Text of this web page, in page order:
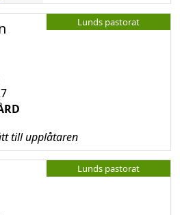
Lunds pastorat
till upplåtaren
Lunds pastorat